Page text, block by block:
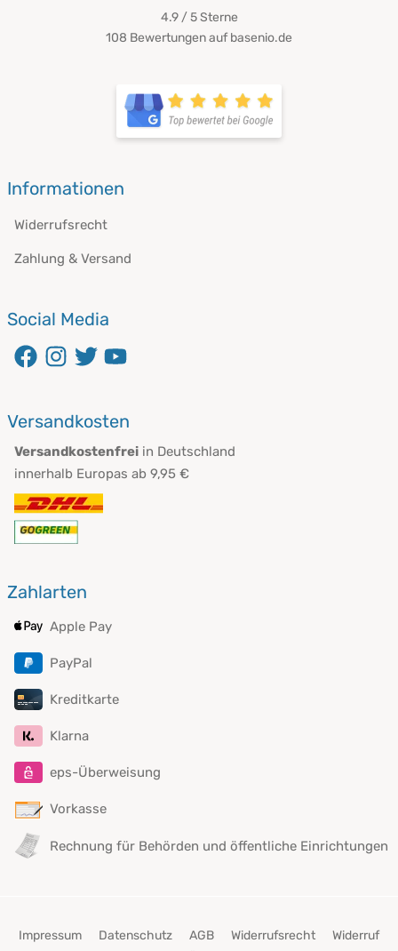
4.9 / 5Sterne
108 Bewertungen auf basenio.de
öffnet in neuem Fenster
Informationen
Widerrufsrecht
Zahlung & Versand
Social Media
öffnet in neuem Fenster
öffnet in neuem Fenster
öffnet in neuem Fenster
Versandkosten
Versandkostenfrei in Deutschland
innerhalb Europas ab 9,95 €
Zahlarten
Apple Pay
PayPal
Kreditkarte
Klarna
eps-Überweisung
Vorkasse
Rechnung für Behörden und öffentliche Einrichtungen
Impressum Datenschutz AGB Widerrufsrecht
Widerruf